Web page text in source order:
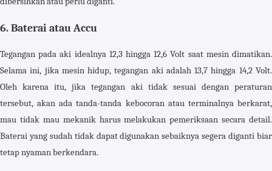
6. Baterai atau Accu
Tegangan pada aki idealnya 12,3 hingga 12,6 Volt saat mesin dimatikan.
Selama ini, jika mesin hidup, tegangan aki adalah 13,7 hingga 14,2 Volt.
Oleh karena itu, jika tegangan aki tidak sesuai dengan peraturan
tersebut, akan ada tanda-tanda kebocoran atau terminalnya berkarat,
mau tidak mau mekanik harus melakukan pemeriksaan secara detail.
Baterai yang sudah tidak dapat digunakan sebaiknya segera diganti biar
tetap nyaman berkendara.